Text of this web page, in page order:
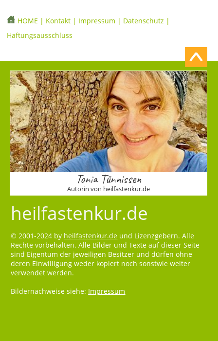
HOME | Kontakt | Impressum | Datenschutz |
Haftungsausschluss
Tonia Tünnissen
Autorin von heilfastenkur.de
heilfastenkur.de
© 2001-2024 by heilfastenkur.de und Lizenzgebern. Alle
Rechte vorbehalten. Alle Bilder und Texte auf dieser Seite
sind Eigentum der jeweiligen Besitzer und dürfen ohne
deren Einwilligung weder kopiert noch sonstwie weiter
verwendet werden.
Bildernachweise siehe: Impressum